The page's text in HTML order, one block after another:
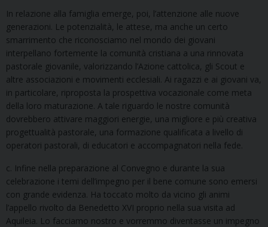
In relazione alla famiglia emerge, poi, l’attenzione alle nuove
generazioni. Le potenzialità, le attese, ma anche un certo
smarrimento che riconosciamo nel mondo dei giovani
interpellano fortemente la comunità cristiana a una rinnovata
pastorale giovanile, valorizzando l’Azione cattolica, gli Scout e
altre associazioni e movimenti ecclesiali. Ai ragazzi e ai giovani va,
in particolare, riproposta la prospettiva vocazionale come meta
della loro maturazione. A tale riguardo le nostre comunità
dovrebbero attivare maggiori energie, una migliore e più creativa
progettualità pastorale, una formazione qualificata a livello di
operatori pastorali, di educatori e accompagnatori nella fede.
c. Infine nella preparazione al Convegno e durante la sua
celebrazione i temi dell’impegno per il bene comune sono emersi
con grande evidenza. Ha toccato molto da vicino gli animi
l’appello rivolto da Benedetto XVI proprio nella sua visita ad
Aquileia. Lo facciamo nostro e vorremmo diventasse un impegno